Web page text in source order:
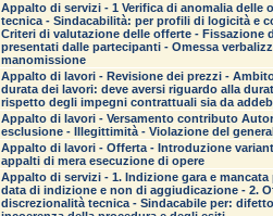
Appalto di servizi - 1 Verifica di anomalia
tecnica - Sindacabilità: per profili di logicità e
Criteri di valutazione delle offerte - Fissazione
presentati dalle partecipanti - Omessa
manomissione
Appalto di lavori - Revisione dei prezzi -
durata dei lavori: deve aversi riguardo alla
rispetto degli impegni contrattuali sia da
Appalto di lavori - Versamento contributo
esclusione - Illegittimità - Violazione del
Appalto di lavori - Offerta - Introduzione
appalti di mera esecuzione di opere
Appalto di servizi - 1. Indizione gara e
data di indizione e non di aggiudicazione - 2.
discrezionalità tecnica - Sindacabile per: